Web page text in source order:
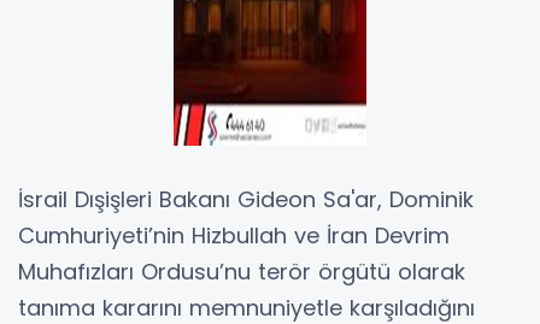
İsrail Dışişleri Bakanı Gideon Sa'ar, Dominik
Cumhuriyeti’nin Hizbullah ve İran Devrim
Muhafızları Ordusu’nu terör örgütü olarak
tanıma kararını memnuniyetle karşıladığını